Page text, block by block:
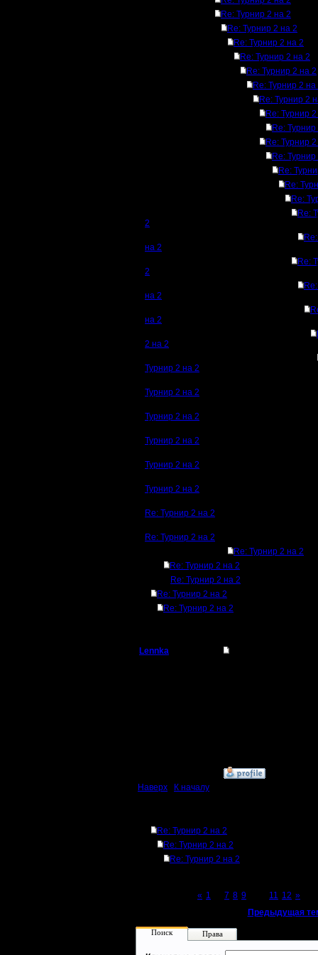
Re: Турнир 2 на 2
Re: Турнир 2 на 2
Re: Турнир 2 на 2
Re: Турнир 2 на 2
Re: Турнир 2 на 2
Re: Турнир 2 на
Re: Турнир 2
Re: Турнир
Re:
Re: Турнир
Re:
Re:
Re:
Re:
Re:
2
на 2
Re:
2
на 2
на 2
2 на 2
Турнир 2 на 2
Турнир 2 на 2
Турнир 2 на 2
Турнир 2 на 2
Турнир 2 на 2
Турнир 2 на 2
Re: Турнир 2 на 2
Re: Турнир 2 на 2
Re: Турнир 2 на 2
Re: Турнир 2 на 2
Re: Турнир 2 на 2
Re: Турнир 2 на 2
Re: Турнир 2 на 2
Lennka
Наверх
К началу
Re: Турнир 2 на 2
Re: Турнир 2 на 2
Re: Турнир 2 на 2
« 1 7 8 9 11 12 »
Предыдущая
Поиск Права